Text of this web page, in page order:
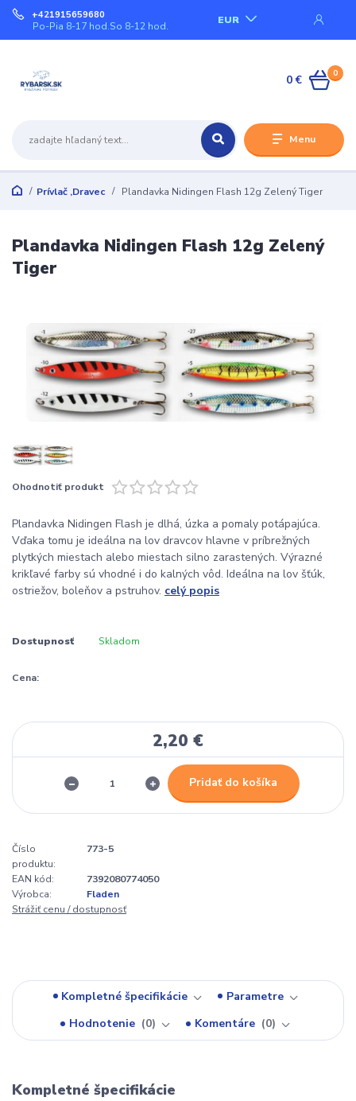
Menu
EUR
+421915659680
Po-Pia 8-17 hod.So 8-12 hod.
0
0 €
Prívlač ,Dravec Plandavka Nidingen Flash 12g Zelený Tiger
Plandavka Nidingen Flash 12g Zelený
Tiger
Ohodnotiť produkt
Plandavka Nidingen Flash je dlhá, úzka a pomaly potápajúca.
Vďaka tomu je ideálna na lov dravcov hlavne v príbrežných
plytkých miestach alebo miestach silno zarastených. Výrazné
krikľavé farby sú vhodné i do kalných vôd. Ideálna na lov šťúk,
ostriežov, boleňov a pstruhov. celý popis
Dostupnosť Skladom
Cena:
2,20 €
Pridať do košíka
Číslo
produktu:
773-5
EAN kód:
7392080774050
Výrobca:
Fladen
Strážiť cenu / dostupnosť
Kompletné špecifikácie
Parametre
Hodnotenie
0 Komentáre 0
Kompletné špecifikácie